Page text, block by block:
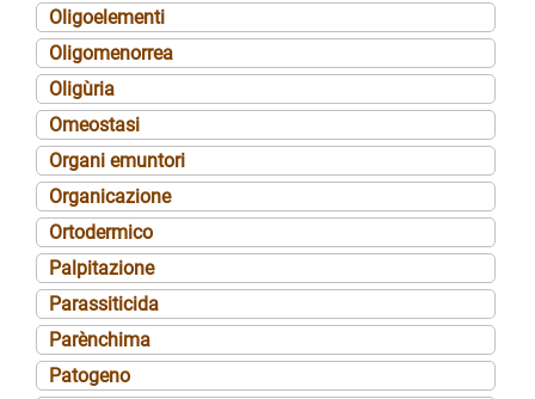
Oligoelementi
Oligomenorrea
Oligùria
Omeostasi
Organi emuntori
Organicazione
Ortodermico
Palpitazione
Parassiticida
Parènchima
Patogeno